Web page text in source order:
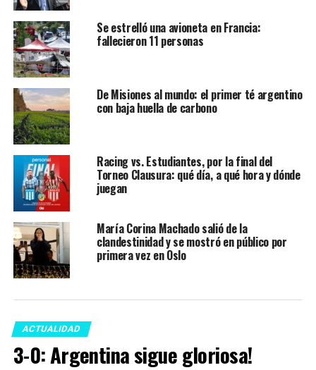
Se estrelló una avioneta en Francia:
fallecieron 11 personas
De Misiones al mundo: el primer té argentino
con baja huella de carbono
Racing vs. Estudiantes, por la final del
Torneo Clausura: qué día, a qué hora y dónde
juegan
María Corina Machado salió de la
clandestinidad y se mostró en público por
primera vez en Oslo
ACTUALIDAD
3-0: Argentina sigue gloriosa!